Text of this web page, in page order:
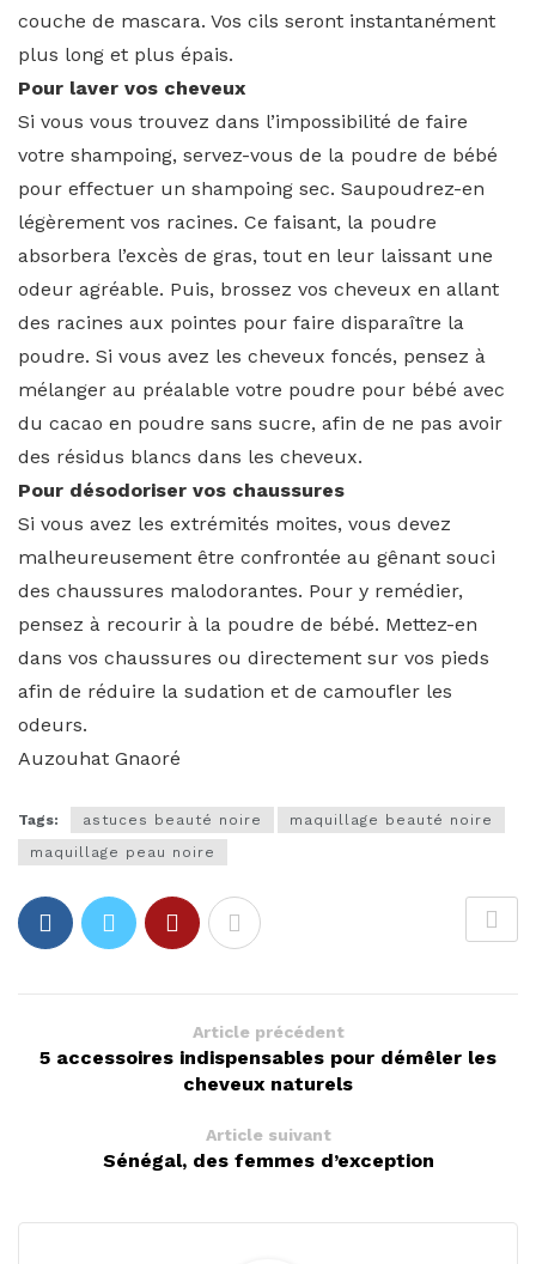
couche de mascara. Vos cils seront instantanément
plus long et plus épais.
Pour laver vos cheveux
Si vous vous trouvez dans l’impossibilité de faire
votre shampoing, servez-vous de la poudre de bébé
pour effectuer un shampoing sec. Saupoudrez-en
légèrement vos racines. Ce faisant, la poudre
absorbera l’excès de gras, tout en leur laissant une
odeur agréable. Puis, brossez vos cheveux en allant
des racines aux pointes pour faire disparaître la
poudre. Si vous avez les cheveux foncés, pensez à
mélanger au préalable votre poudre pour bébé avec
du cacao en poudre sans sucre, afin de ne pas avoir
des résidus blancs dans les cheveux.
Pour désodoriser vos chaussures
Si vous avez les extrémités moites, vous devez
malheureusement être confrontée au gênant souci
des chaussures malodorantes. Pour y remédier,
pensez à recourir à la poudre de bébé. Mettez-en
dans vos chaussures ou directement sur vos pieds
afin de réduire la sudation et de camoufler les
odeurs.
Auzouhat Gnaoré
Tags: astuces beauté noire
maquillage beauté noire
maquillage peau noire
Article précédent
5 accessoires indispensables pour démêler les
cheveux naturels
Article suivant
Sénégal, des femmes d’exception